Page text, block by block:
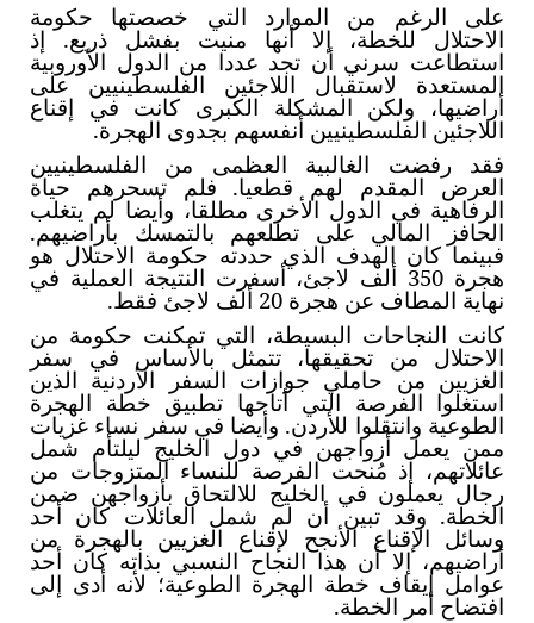
على الرغم من الموارد التي خصصتها حكومة
الاحتلال للخطة، إلا أنها منيت بفشل ذريع. إذ
استطاعت سرني أن تجد عددا من الدول الأوروبية
المستعدة لاستقبال اللاجئين الفلسطينيين على
أراضيها، ولكن المشكلة الكبرى كانت في إقناع
اللاجئين الفلسطينيين أنفسهم بجدوى الهجرة.
فقد رفضت الغالبية العظمى من الفلسطينيين
العرض المقدم لهم قطعيا. فلم تسحرهم حياة
الرفاهية في الدول الأخرى مطلقا، وأيضا لم يتغلب
الحافز المالي على تطلعهم بالتمسك بأراضيهم.
فبينما كان الهدف الذي حددته حكومة الاحتلال هو
هجرة 350 ألف لاجئ، أسفرت النتيجة العملية في
نهاية المطاف عن هجرة 20 ألف لاجئ فقط.
كانت النجاحات البسيطة، التي تمكنت حكومة من
الاحتلال من تحقيقها، تتمثل بالأساس في سفر
الغزيين من حاملي جوازات السفر الأردنية الذين
استغلوا الفرصة التي أتاحها تطبيق خطة الهجرة
الطوعية وانتقلوا للأردن. وأيضا في سفر نساء غزيات
ممن يعمل أزواجهن في دول الخليج ليلتأم شمل
عائلاتهم، إذ مُنحت الفرصة للنساء المتزوجات من
رجال يعملون في الخليج للالتحاق بأزواجهن ضمن
الخطة. وقد تبين أن لم شمل العائلات كان أحد
وسائل الإقناع الأنجح لإقناع الغزيين بالهجرة من
أراضيهم، إلا أن هذا النجاح النسبي بذاته كان أحد
عوامل إيقاف خطة الهجرة الطوعية؛ لأنه أدى إلى
افتضاح أمر الخطة.